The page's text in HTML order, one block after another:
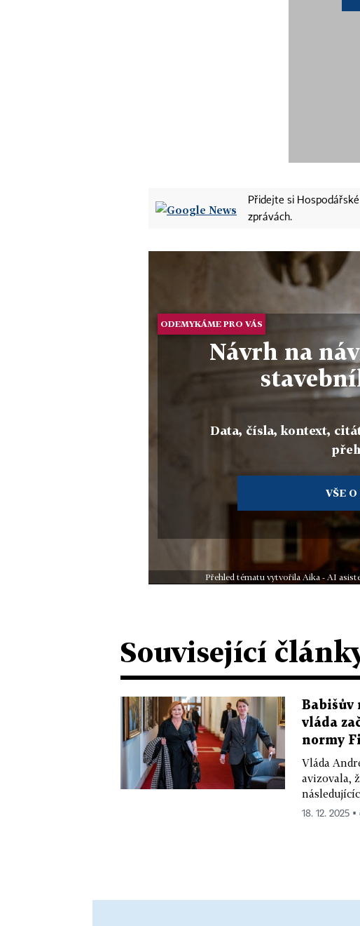
Přidejte si
zprávách.
ODEMYKÁME PRO VÁS
Návrh na
Data, čísla, kontext,
VŠE
Přehled tématu vytvořila Aika - AI
Související
Babišův
vláda
normy
Vláda
avizovala,
18. 12. 2025